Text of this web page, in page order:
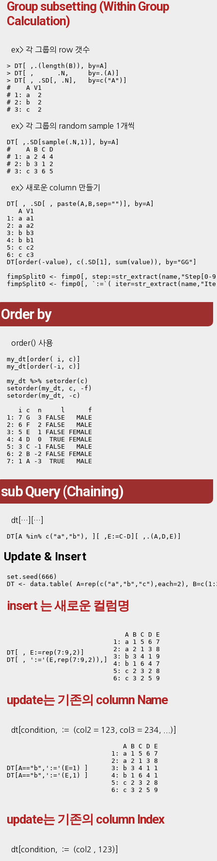
Group subsetting (Within Group
Calculation)
ex> 각 그룹의 row 갯수
> DT[ ,.(length(B)), by=A]
> DT[ ,      .N,     by=.(A)]
> DT[ , .SD[, .N],   by=c("A")]
#    A V1
# 1: a  2
# 2: b  2
# 3: c  2
ex> 각 그룹의 random sample 1개씩
DT[ ,.SD[sample(.N,1)], by=A]
#    A B C D
# 1: a 2 4 4
# 2: b 3 1 2
# 3: c 3 6 5
ex> 새로운 column 만들기
DT[ , .SD[ , paste(A,B,sep="")], by=A]
   A V1
1: a a1
2: a a2
3: b b3
4: b b1
5: c c2
6: c c3
DT[order(-value), c(.SD[1], sum(value)), by="GG"]
fimpSplit0 <- fimp0[,
fimpSplit0 <- fimp0[, `:=`(
Order by
order() 사용
my_dt[order( i, c)]
my_dt[order(-i, c)]
my_dt %>% setorder(c)
setorder(my_dt, c, -f)
setorder(my_dt, -c)
   i c  n     l      f
1: 7 G  3 FALSE   MALE
2: 6 F  2 FALSE   MALE
3: 5 E  1 FALSE FEMALE
4: 4 D  0  TRUE FEMALE
5: 3 C -1 FALSE   MALE
6: 2 B -2 FALSE FEMALE
7: 1 A -3  TRUE   MALE
sub Query (Chaining)
dt[…][…]
DT[A %in% c("a","b"), ][ ,E:=C-D][ ,.(A,D,E)]
Update & Insert
set.seed(666)
DT <- data.table( A=rep(c("a","b","c"),each=2),
insert 는 새로운 컬럼명
DT[ , E:=rep(7:9,2)]
DT[ , ':='(E,rep(7:9,2)),]
   A B C D E
1: a 1 5 6 7
2: a 2 1 3 8
3: b 3 4 1 9
4: b 1 6 4 7
5: c 2 3 2 8
6: c 3 2 5 9
update는 기존의 column Name
dt[condition,`:=`(col2 = 123, col3 = 234, ...)]
DT[A=="b",':='(E=1) ]
DT[A=="b",':='(E,1) ]
   A B C D E
1: a 1 5 6 7
2: a 2 1 3 8
3: b 3 4 1 1
4: b 1 6 4 1
5: c 2 3 2 8
6: c 3 2 5 9
update는 기존의 column Index
dt[condition,`:=`(col2 , 123)]